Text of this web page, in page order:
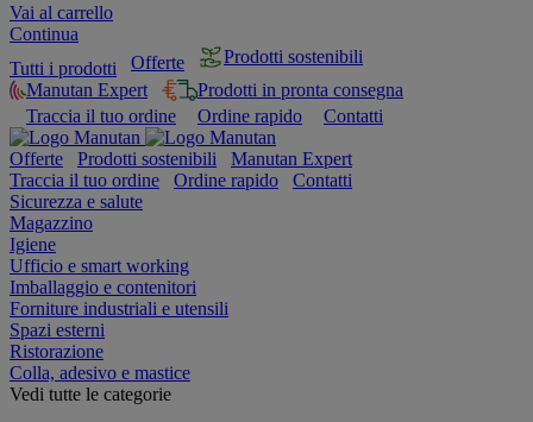
Vai al carrello
Continua
Tutti i prodotti
Offerte
Prodotti sostenibili
Manutan Expert
Prodotti in pronta consegna
Traccia il tuo ordine
Ordine rapido Contatti
Offerte Prodotti sostenibili
Manutan Expert
Traccia il tuo ordine
Ordine rapido
Contatti
Sicurezza e salute
Magazzino
Igiene
Ufficio e smart working
Imballaggio e contenitori
Forniture industriali e utensili
Spazi esterni
Ristorazione
Colla, adesivo e mastice
Vedi tutte le categorie